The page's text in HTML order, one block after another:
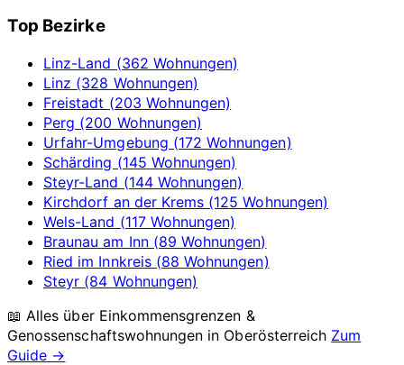
Top Bezirke
Linz-Land (362 Wohnungen)
Linz (328 Wohnungen)
Freistadt (203 Wohnungen)
Perg (200 Wohnungen)
Urfahr-Umgebung (172 Wohnungen)
Schärding (145 Wohnungen)
Steyr-Land (144 Wohnungen)
Kirchdorf an der Krems (125 Wohnungen)
Wels-Land (117 Wohnungen)
Braunau am Inn (89 Wohnungen)
Ried im Innkreis (88 Wohnungen)
Steyr (84 Wohnungen)
📖 Alles über Einkommensgrenzen &
Genossenschaftswohnungen in Oberösterreich Zum
Guide →